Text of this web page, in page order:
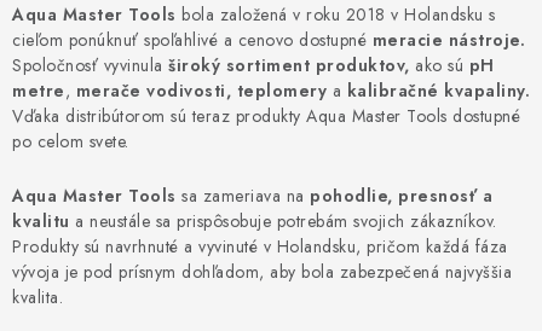
PRE AKVÁRIA
MICROGREENS
Hodnotenie obchodu O nákupu
Blog
Obchodné podmienky
Predávané značky
Kontakt
Aqua Master Tools bola založená v roku 2018 v Holandsku s
cieľom ponúknuť spoľahlivé a cenovo dostupné meracie nástroje.
Spoločnosť vyvinula široký sortiment produktov, ako sú pH
metre, merače vodivosti, teplomery a kalibračné kvapaliny.
Vďaka distribútorom sú teraz produkty Aqua Master Tools dostupné
po celom svete.
Aqua Master Tools sa zameriava na pohodlie, presnosť a
kvalitu a neustále sa prispôsobuje potrebám svojich zákazníkov.
Produkty sú navrhnuté a vyvinuté v Holandsku, pričom každá fáza
vývoja je pod prísnym dohľadom, aby bola zabezpečená najvyššia
kvalita.